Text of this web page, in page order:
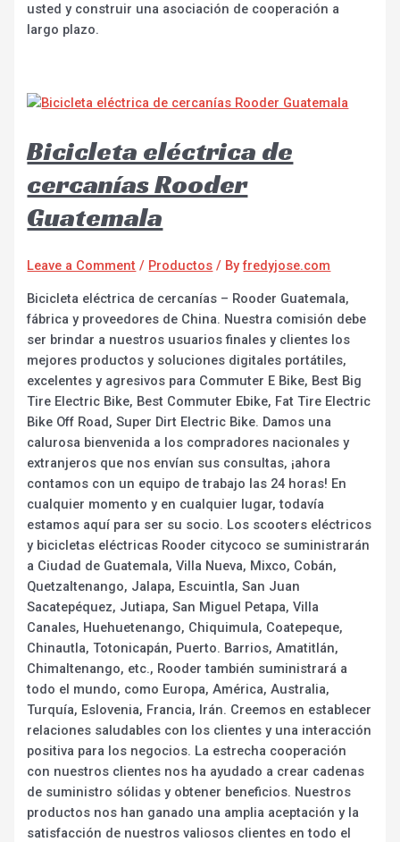
usted y construir una asociación de cooperación a
largo plazo.
Bicicleta eléctrica de
cercanías Rooder
Guatemala
Leave a Comment / Productos / Byfredyjose.com
Bicicleta eléctrica de cercanías – Rooder Guatemala,
fábrica y proveedores de China. Nuestra comisión debe
ser brindar a nuestros usuarios finales y clientes los
mejores productos y soluciones digitales portátiles,
excelentes y agresivos para Commuter E Bike, Best Big
Tire Electric Bike, Best Commuter Ebike, Fat Tire Electric
Bike Off Road, Super Dirt Electric Bike. Damos una
calurosa bienvenida a los compradores nacionales y
extranjeros que nos envían sus consultas, ¡ahora
contamos con un equipo de trabajo las 24 horas! En
cualquier momento y en cualquier lugar, todavía
estamos aquí para ser su socio. Los scooters eléctricos
y bicicletas eléctricas Rooder citycoco se suministrarán
a Ciudad de Guatemala, Villa Nueva, Mixco, Cobán,
Quetzaltenango, Jalapa, Escuintla, San Juan
Sacatepéquez, Jutiapa, San Miguel Petapa, Villa
Canales, Huehuetenango, Chiquimula, Coatepeque,
Chinautla, Totonicapán, Puerto. Barrios, Amatitlán,
Chimaltenango, etc., Rooder también suministrará a
todo el mundo, como Europa, América, Australia,
Turquía, Eslovenia, Francia, Irán. Creemos en establecer
relaciones saludables con los clientes y una interacción
positiva para los negocios. La estrecha cooperación
con nuestros clientes nos ha ayudado a crear cadenas
de suministro sólidas y obtener beneficios. Nuestros
productos nos han ganado una amplia aceptación y la
satisfacción de nuestros valiosos clientes en todo el